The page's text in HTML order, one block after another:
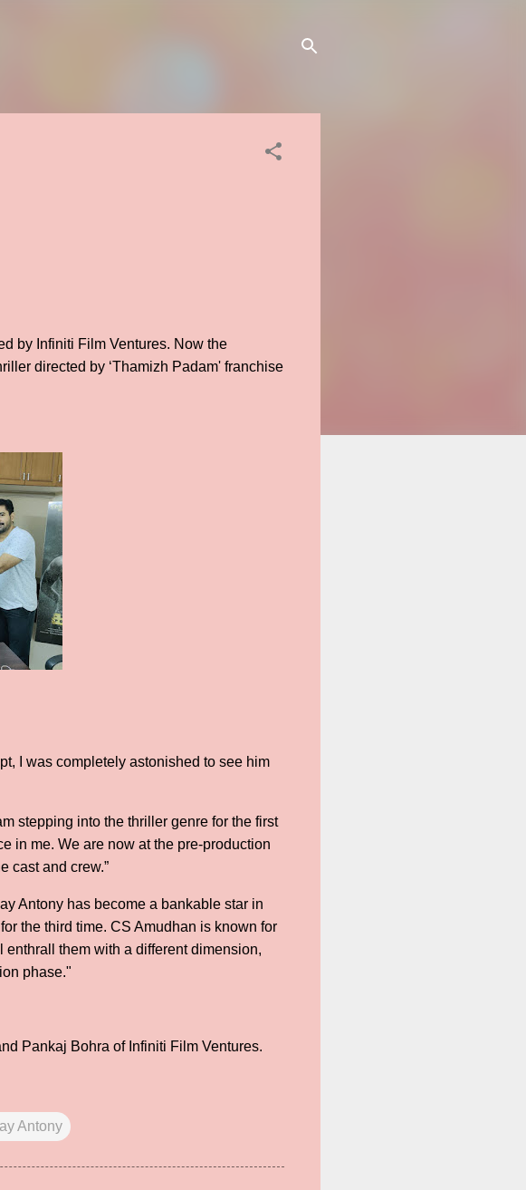
by Infiniti Film Ventures. Now the
directed by ‘Thamizh Padam' franchise
I was completely astonished to see him
stepping into the thriller genre for the first
in me. We are now at the pre-production
cast and crew.”
Antony has become a bankable star in
the third time. CS Amudhan is known for
them with a different dimension,
phase."
Pankaj Bohra of Infiniti Film Ventures.
Antony